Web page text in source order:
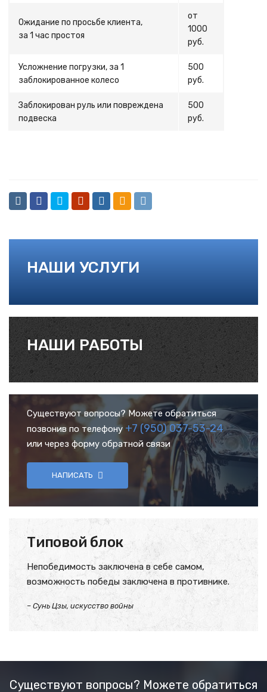
Ожидание по просьбе клиента,
за 1 час простоя
от
1000
руб.
Усложнение погрузки, за 1
заблокированное колесо
500
руб.
Заблокирован руль или повреждена
подвеска
500
руб.
НАШИ УСЛУГИ
НАШИ РАБОТЫ
Существуют вопросы? Можете обратиться
позвонив по телефону +7 (950) 037-53-24
или через форму обратной связи
НАПИСАТЬ
Типовой блок
Непобедимость заключена в себе самом,
возможность победы заключена в противнике.
– Сунь Цзы, искусство войны
Существуют вопросы? Можете обратиться